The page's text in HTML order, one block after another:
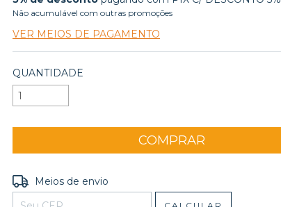
Não acumulável com outras promoções
VER MEIOS DE PAGAMENTO
QUANTIDADE
Entregas para o CEP:
Meios de envio